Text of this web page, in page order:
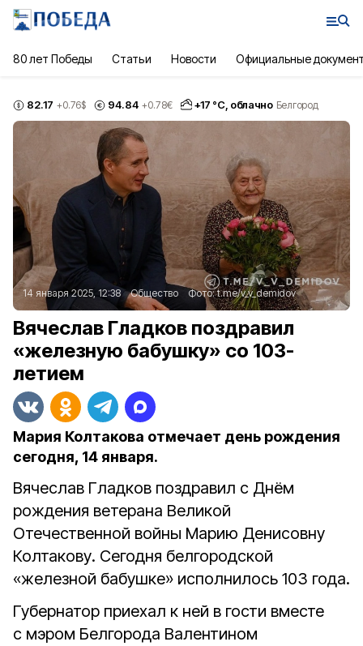
80 лет Победы Статьи Новости Официальные
82.17 +0.76$ 94.84 +0.78€ +17 °С, облачно Белгород
14 января 2025, 12:38 Общество Фото:t.me/v_v_demidov
Вячеслав Гладков поздравил
«железную бабушку» со 103-
летием
Мария Колтакова отмечает день рождения
сегодня, 14 января.
Вячеслав Гладков поздравил с Днём
рождения ветерана Великой
Отечественной войны Марию Денисовну
Колтакову. Сегодня белгородской
«железной бабушке» исполнилось 103 года.
Губернатор приехал к ней в гости вместе
с мэром Белгорода Валентином